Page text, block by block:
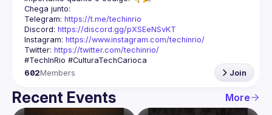
Telegram: https://t.me/techinrio
Discord: https://discord.gg/pXSEeNSvKT
Instagram: https://www.instagram.com/techinrio/
Twitter: https://twitter.com/techinrio/
602Members Join
Recent Events More